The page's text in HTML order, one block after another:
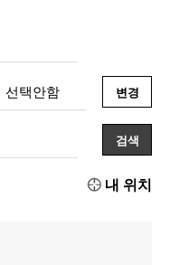
변경
검색
내 위치